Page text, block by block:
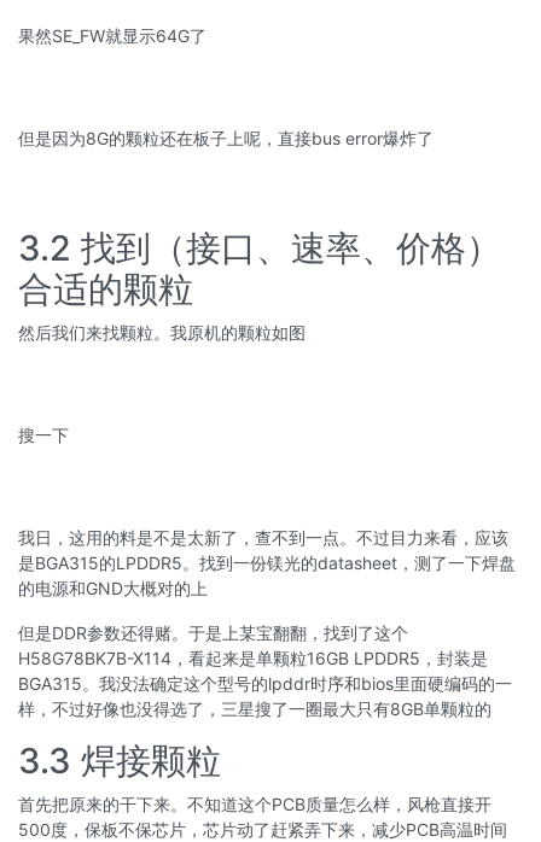
果然SE_FW就显示64G了
但是因为8G的颗粒还在板子上呢，直接bus error爆炸了
3.2 找到（接口、速率、价格）
合适的颗粒
然后我们来找颗粒。我原机的颗粒如图
搜一下
我日，这用的料是不是太新了，查不到一点。不过目力来看，应该
是BGA315的LPDDR5。找到一份镁光的datasheet，测了一下焊盘
的电源和GND大概对的上
但是DDR参数还得赌。于是上某宝翻翻，找到了这个
H58G78BK7B-X114，看起来是单颗粒16GB LPDDR5，封装是
BGA315。我没法确定这个型号的lpddr时序和bios里面硬编码的一
样，不过好像也没得选了，三星搜了一圈最大只有8GB单颗粒的
3.3 焊接颗粒
首先把原来的干下来。不知道这个PCB质量怎么样，风枪直接开
500度，保板不保芯片，芯片动了赶紧弄下来，减少PCB高温时间